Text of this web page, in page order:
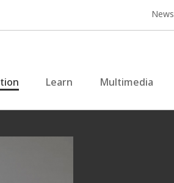
News
Learn Multimedia